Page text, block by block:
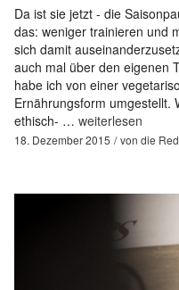
Da ist sie jetzt - die
das: weniger trainieren und
sich damit
auch mal über den eigenen
habe ich von einer
Ernährungsform umgestellt.
ethisch- … weiterlesen
18. Dezember 2015 von die